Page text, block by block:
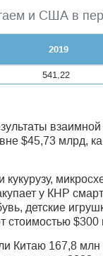
и США в
2019
541,22
$45,73 млрд,
у КНР
детские
стоимостью
Китаю 167,8